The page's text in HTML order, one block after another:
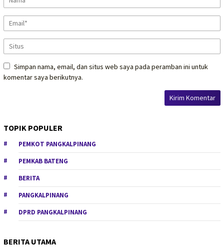
Simpan nama, email, dan situs web saya pada peramban ini untuk
komentar saya berikutnya.
TOPIK POPULER
PEMKOT PANGKALPINANG
PEMKAB BATENG
BERITA
PANGKALPINANG
DPRD PANGKALPINANG
BERITA UTAMA